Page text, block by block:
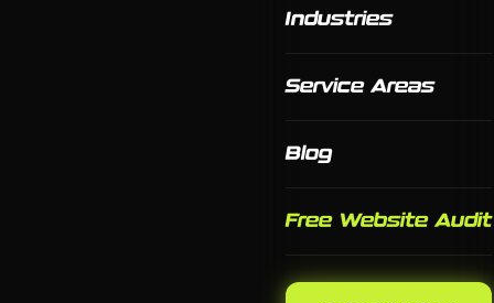
Industries
Service Areas
Blog
Free Website Audit